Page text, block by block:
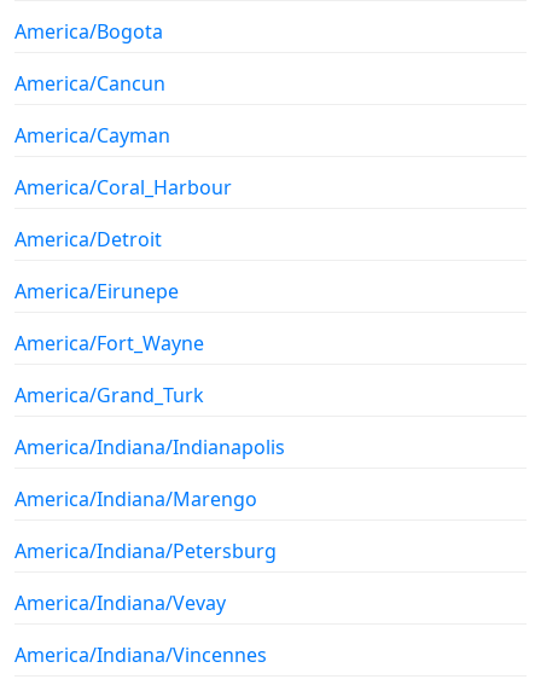
America/Bogota
America/Cancun
America/Cayman
America/Coral_Harbour
America/Detroit
America/Eirunepe
America/Fort_Wayne
America/Grand_Turk
America/Indiana/Indianapolis
America/Indiana/Marengo
America/Indiana/Petersburg
America/Indiana/Vevay
America/Indiana/Vincennes